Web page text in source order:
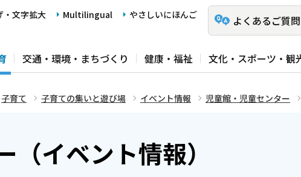
・文字拡大 Multilingual やさしいにほんご よくあるご質問
交通・環境・まちづくり 健康・福祉 文化・スポーツ・観
子育て 子育ての集いと遊び場 イベント情報 児童館・児童センター
イベント情報）